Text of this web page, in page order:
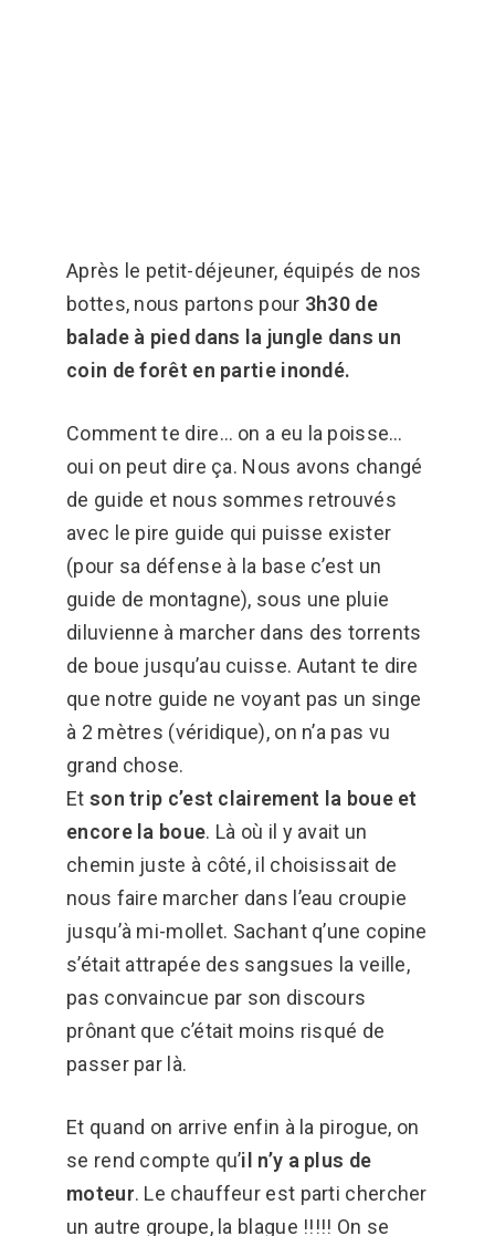
Après le petit-déjeuner, équipés de nos
bottes, nous partons pour 3h30 de
balade à pied dans la jungle dans un
coin de forêt en partie inondé.
Comment te dire… on a eu la poisse…
oui on peut dire ça. Nous avons changé
de guide et nous sommes retrouvés
avec le pire guide qui puisse exister
(pour sa défense à la base c’est un
guide de montagne), sous une pluie
diluvienne à marcher dans des torrents
de boue jusqu’au cuisse. Autant te dire
que notre guide ne voyant pas un singe
à 2 mètres (véridique), on n’a pas vu
grand chose.
Et son trip c’est clairement la boue et
encore la boue. Là où il y avait un
chemin juste à côté, il choisissait de
nous faire marcher dans l’eau croupie
jusqu’à mi-mollet. Sachant q’une copine
s’était attrapée des sangsues la veille,
pas convaincue par son discours
prônant que c’était moins risqué de
passer par là.
Et quand on arrive enfin à la pirogue, on
se rend compte qu’il n’y a plus de
moteur. Le chauffeur est parti chercher
un autre groupe, la blague !!!!! On se